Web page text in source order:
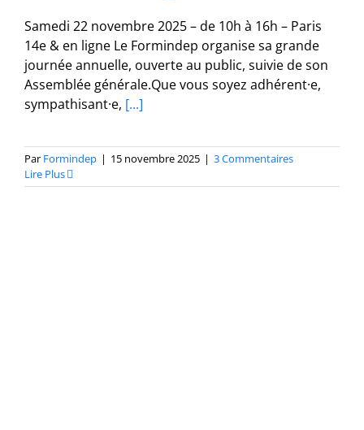
Samedi 22 novembre 2025 – de 10h à 16h – Paris
14e & en ligne Le Formindep organise sa grande
journée annuelle, ouverte au public, suivie de son
Assemblée générale.Que vous soyez adhérent·e,
sympathisant·e, [...]
Par Formindep | 15 novembre 2025 | 3 Commentaires
Lire Plus